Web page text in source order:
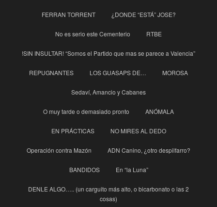
FERRAN TORRENT ¿DONDE “ESTÁ” JOSE?
No es serio este Cementerio RTBE
!SIN INSULTAR! “Somos el Partido que mas se parece a Valencia”
REPUGNANTES LOS GUASAPS DE… MOROSA
Sedaví, Amancio y Cabanes
O muy tarde o demasiado pronto ANÓMALA
EN PRÁCTICAS NO MIRES AL DEDO
Operación contra Mazón ADN Canino, ¿otro despilfarro?
BANDIDOS En “la Luna”
DENLE ALGO….. (un carguito más alto, o bicarbonato o las 2
cosas)